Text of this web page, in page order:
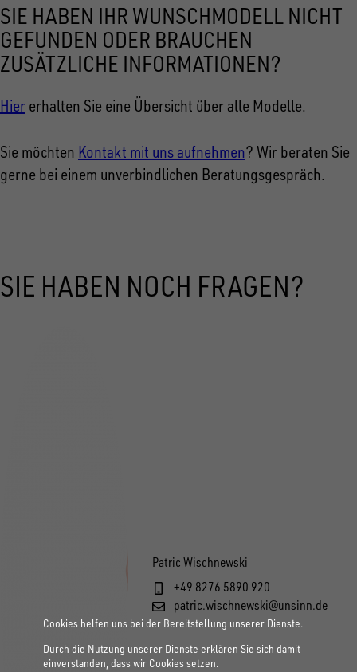
SIE HABEN IHR WUNSCHMODELL NICHT
GEFUNDEN ODER BRAUCHEN
ZUSÄTZLICHE INFORMATIONEN?
Hier erhalten Sie eine Übersicht über alle Modelle.
Sie möchten Kontakt mit uns aufnehmen? Wir beraten Sie
gerne bei einem unverbindlichen Beratungsgespräch.
SIE HABEN NOCH FRAGEN?
Patric Wischnewski
+49 8276 5890 920
patric.wischnewski@unsinn.de
Cookies helfen uns bei der Bereitstellung unserer Dienste.
Durch die Nutzung unserer Dienste erklären Sie sich damit
einverstanden, dass wir Cookies setzen.